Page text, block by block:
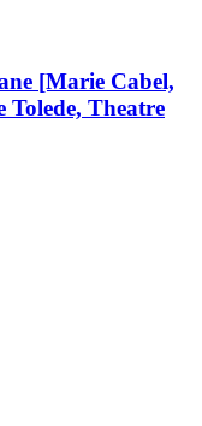
[Marie Cabel,
Tolede, Theatre